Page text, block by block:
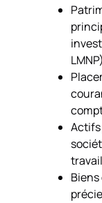
Actifs
Biens